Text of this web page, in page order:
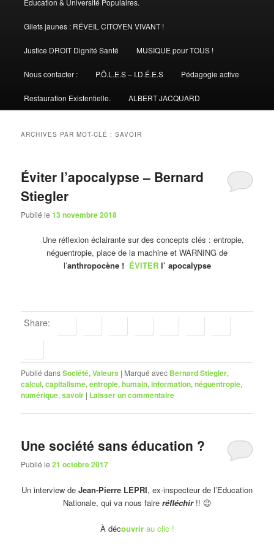
Gilets jaunes : RÉVEIL CITOYEN VIVANT !
Justice DROIT Dignité Santé MUSIQUE pour TOUS !
Nous contacter : P.Ô.L.E.S – I.D.É.E.S Pédagogie active
Restauration Existentielle. ALBERT JACQUARD
ARCHIVES PAR MOT-CLÉ :SAVOIR
Éviter l’apocalypse – Bernard
Stiegler
Publié le13 novembre 2018
Une réflexion éclairante sur des concepts clés : entropie,
néguentropie, place de la machine et WARNING de
l’anthropocène ! ÉVITERl’ apocalypse
Share:
Publié dansSociété,Valeurs | Marqué avec Bernard Stiegler,
calcul,capitalisme,entropie,humain,information,néguentropie,
numérique,savoir | Laisser un commentaire
Une société sans éducation ?
Publié le21 octobre 2017
Un interview de Jean-Pierre LEPRI, ex-inspecteur de l’Education
Nationale, qui va nous faire réfléchir!! 😉
À découvrirau clic !